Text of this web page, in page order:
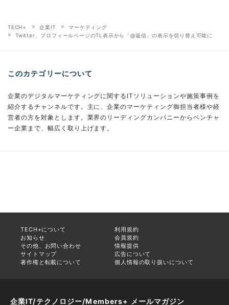
TECH+ 企業IT
マーケティング
Twitter、プロフィールページのTL表示から「@返信」の表示を切り替え可能に
このカテゴリーについて
企業のデジタルマーケティングに関するITソリューションや施策事例を
紹介するチャンネルです。主に、企業のマーケティング御担当者様や経
営者の方を対象とします。業界のリーディングカンパニーからベンチャ
ー企業まで、幅広く取り上げます。
TECH+について
利用規約
お知らせ
会員規約
その他、お問い合わせ
情報提供
サイトマップ
広告について
著作権と転載について
個人情報の取り扱いについて
企業IT/テクノロジー/Members+ メールマガジン